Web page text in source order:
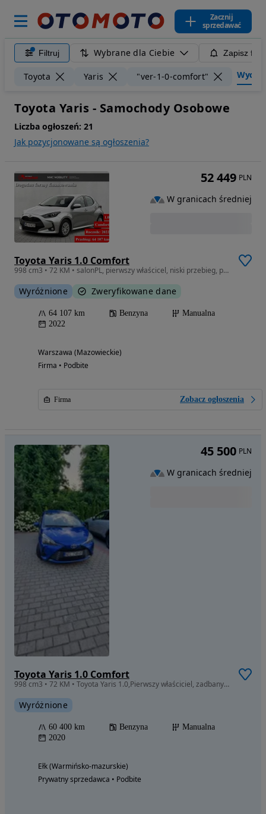
Zacznij
sprzedawać
Filtruj Wybrane dla Ciebie Zapisz
Toyota Yaris "ver-1-0-comfort"
Toyota Yaris - Samochody Osobowe
Liczba ogłoszeń: 21
Jak pozycjonowane są ogłoszenia?
Toyota Yaris 1.0 Comfort
998 cm3 • 72 KM • salonPL, pierwszy właścicel, niski przebieg, pełna historia
Wyróżnione Zweryfikowane dane
64 107 km Benzyna
Manualna
2022
Warszawa (Mazowieckie)
Firma • Podbite
Firma Zobacz ogłoszenia
52 449 PLN
W granicach średniej
Toyota Yaris 1.0 Comfort
998 cm3 • 72 KM • Toyota Yaris 1.0,Pierwszy właściciel, zadbany, wszystko sprawne.
Wyróżnione
60 400 km Benzyna
Manualna
2020
Ełk (Warmińsko-mazurskie)
Prywatny sprzedawca • Podbite
45 500 PLN
W granicach średniej